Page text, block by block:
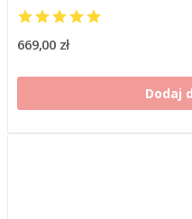
669,00 zł
Dodaj